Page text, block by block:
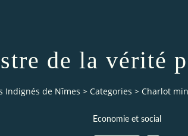
de la vérité
Indignés de Nîmes > Categories > Charlot
Economie et social